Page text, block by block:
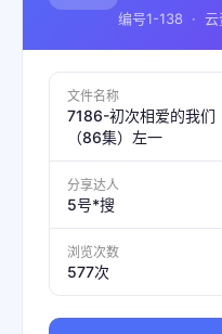
编号1-138 · 云
文件名称
7186-初次相爱的我们
（86集）左一
分享达人
5号*搜
浏览次数
577次